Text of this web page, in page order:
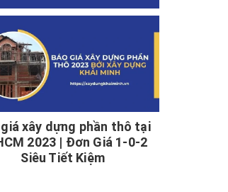
giá xây dựng phần thô tại
2023 | Đơn Giá 1-0-2
Siêu Tiết Kiệm